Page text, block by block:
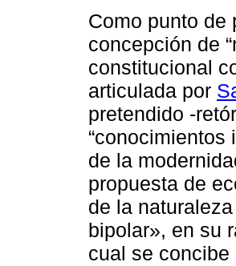
Como punto de
concepción de
constitucional
articulada por
pretendido -
de la
propuesta de
de la
bipolar», en su
cual se